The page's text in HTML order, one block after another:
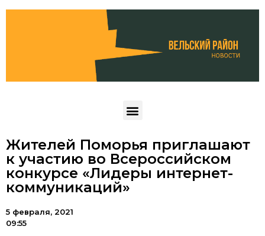
Жителей Поморья приглашают
к участию во Всероссийском
конкурсе «Лидеры интернет-
коммуникаций»
5 февраля, 2021
09:55